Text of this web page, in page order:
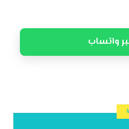
واتساب